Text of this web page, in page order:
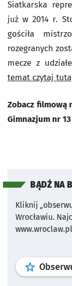
Siatkarska
już w 2014 r.
gościła
rozegranych
mecze z
temat czytaj
Zobacz filmową
Gimnazjum nr
BĄDŹ NA
Kliknij
Wrocławiu.